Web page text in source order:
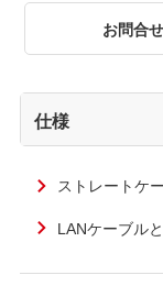
お問合せ
仕様
ストレートケ
LANケーブル